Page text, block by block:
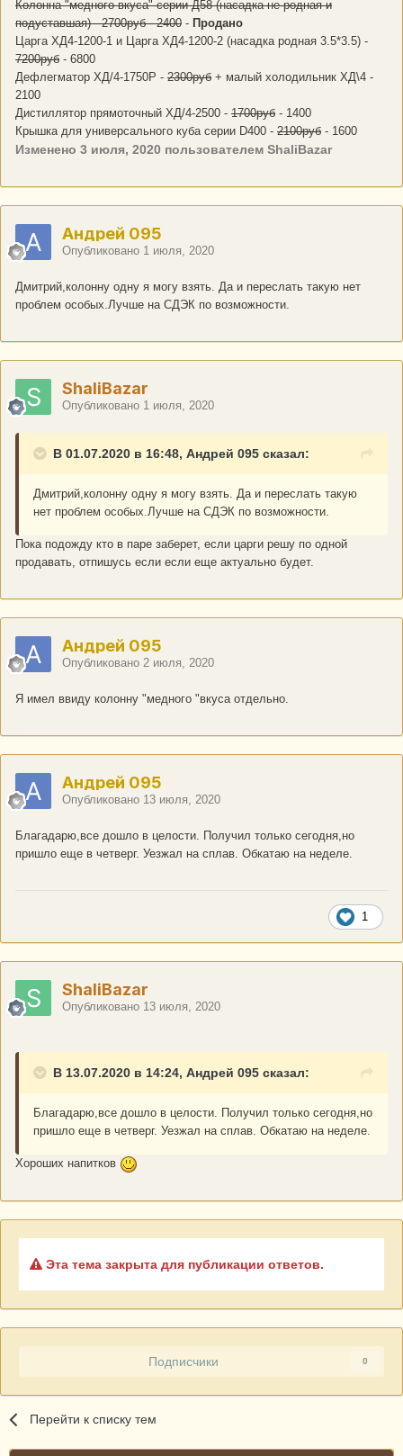
Колонна "медного вкуса" серии Д58 (насадка не родная и
подуставшая) - 2700руб - 2400 - Продано
Царга ХД4-1200-1 и Царга ХД4-1200-2 (насадка родная 3.5*3.5) -
7200руб - 6800
Дефлегматор ХД/4-1750Р - 2300руб + малый холодильник ХД\4 -
2100
Дистиллятор прямоточный ХД/4-2500 - 1700руб - 1400
Крышка для универсального куба серии D400 - 2100руб - 1600
Изменено 3 июля, 2020 пользователем ShaliBazar
Андрей 095
Опубликовано 1 июля, 2020
Дмитрий,колонну одну я могу взять. Да и переслать такую нет
проблем особых.Лучше на СДЭК по возможности.
ShaliBazar
Опубликовано 1 июля, 2020
В 01.07.2020 в 16:48, Андрей 095 сказал:
Дмитрий,колонну одну я могу взять. Да и переслать такую
нет проблем особых.Лучше на СДЭК по возможности.
Пока подожду кто в паре заберет, если царги решу по одной
продавать, отпишусь если если еще актуально будет.
Андрей 095
Опубликовано 2 июля, 2020
Я имел ввиду колонну "медного "вкуса отдельно.
Андрей 095
Опубликовано 13 июля, 2020
Благадарю,все дошло в целости. Получил только сегодня,но
пришло еще в четверг. Уезжал на сплав. Обкатаю на неделе.
1
ShaliBazar
Опубликовано 13 июля, 2020
В 13.07.2020 в 14:24, Андрей 095 сказал:
Благадарю,все дошло в целости. Получил только сегодня,но
пришло еще в четверг. Уезжал на сплав. Обкатаю на неделе.
Хороших напитков
Эта тема закрыта для публикации ответов.
Подписчики 0
Перейти к списку тем